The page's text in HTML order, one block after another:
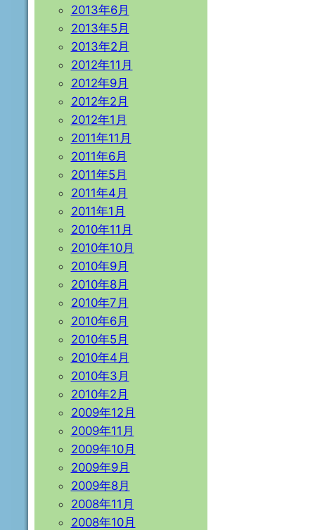
2013年6月
2013年5月
2013年2月
2012年11月
2012年9月
2012年2月
2012年1月
2011年11月
2011年6月
2011年5月
2011年4月
2011年1月
2010年11月
2010年10月
2010年9月
2010年8月
2010年7月
2010年6月
2010年5月
2010年4月
2010年3月
2010年2月
2009年12月
2009年11月
2009年10月
2009年9月
2009年8月
2008年11月
2008年10月